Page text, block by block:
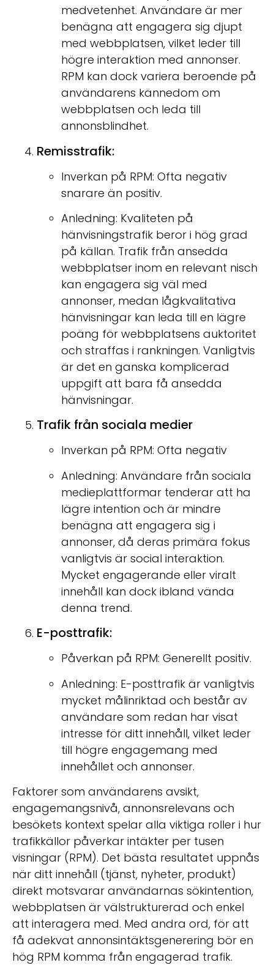
medvetenhet. Användare är mer
benägna att engagera sig djupt
med webbplatsen, vilket leder till
högre interaktion med annonser.
RPM kan dock variera beroende på
användarens kännedom om
webbplatsen och leda till
annonsblindhet.
Remisstrafik:
Inverkan på RPM: Ofta negativ
snarare än positiv.
Anledning: Kvaliteten på
hänvisningstrafik beror i hög grad
på källan. Trafik från ansedda
webbplatser inom en relevant nisch
kan engagera sig väl med
annonser, medan lågkvalitativa
hänvisningar kan leda till en lägre
poäng för webbplatsens auktoritet
och straffas i rankningen. Vanligtvis
är det en ganska komplicerad
uppgift att bara få ansedda
hänvisningar.
Trafik från sociala medier
Inverkan på RPM: Ofta negativ
Anledning: Användare från sociala
medieplattformar tenderar att ha
lägre intention och är mindre
benägna att engagera sig i
annonser, då deras primära fokus
vanligtvis är social interaktion.
Mycket engagerande eller viralt
innehåll kan dock ibland vända
denna trend.
E-posttrafik:
Påverkan på RPM: Generellt positiv.
Anledning: E-posttrafik är vanligtvis
mycket målinriktad och består av
användare som redan har visat
intresse för ditt innehåll, vilket leder
till högre engagemang med
innehållet och annonser.
Faktorer som användarens avsikt,
engagemangsnivå, annonsrelevans och
besökets kontext spelar alla viktiga roller i hur
trafikkällor påverkar intäkter per tusen
visningar (RPM). Det bästa resultatet uppnås
när ditt innehåll (tjänst, nyheter, produkt)
direkt motsvarar användarnas sökintention,
webbplatsen är välstrukturerad och enkel
att interagera med. Med andra ord, för att
få adekvat annonsintäktsgenerering bör en
hög RPM komma från engagerad trafik.